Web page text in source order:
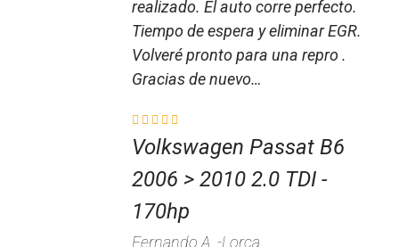
realizado. El auto corre perfecto.
Tiempo de espera y eliminar EGR.
Volveré pronto para una repro .
Gracias de nuevo…
Volkswagen Passat B6
2006 > 2010 2.0 TDI -
170hp
Fernando A. -Lorca